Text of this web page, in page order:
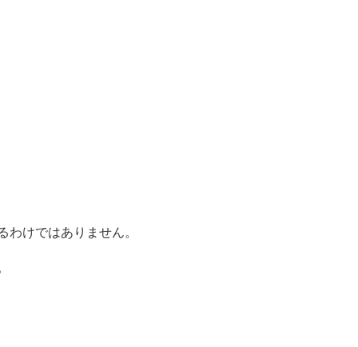
けではありません。